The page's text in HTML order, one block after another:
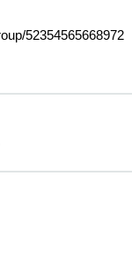
52354565668972